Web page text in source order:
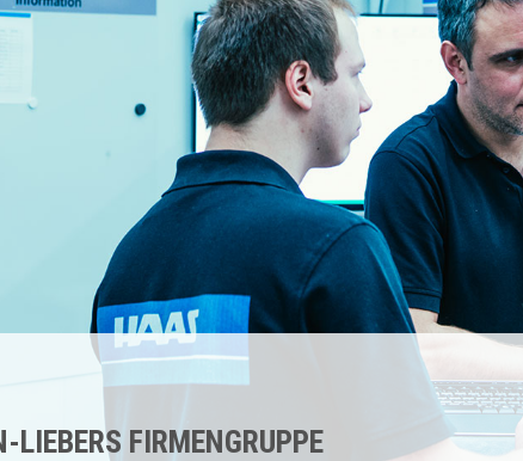
FIRMENGRUPPE